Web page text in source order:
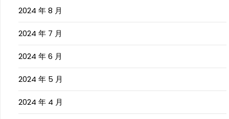
2024 年 8 月
2024 年 7 月
2024 年 6 月
2024 年 5 月
2024 年 4 月